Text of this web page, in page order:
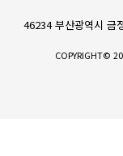
46234 부산광역시 금
COPYRIGHT©